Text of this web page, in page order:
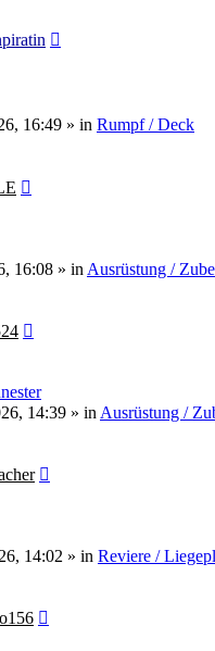
16:49 » in Rumpf / Deck
16:08 » in Ausrüstung /
14:39 » in Ausrüstung /
14:02 » in Reviere /